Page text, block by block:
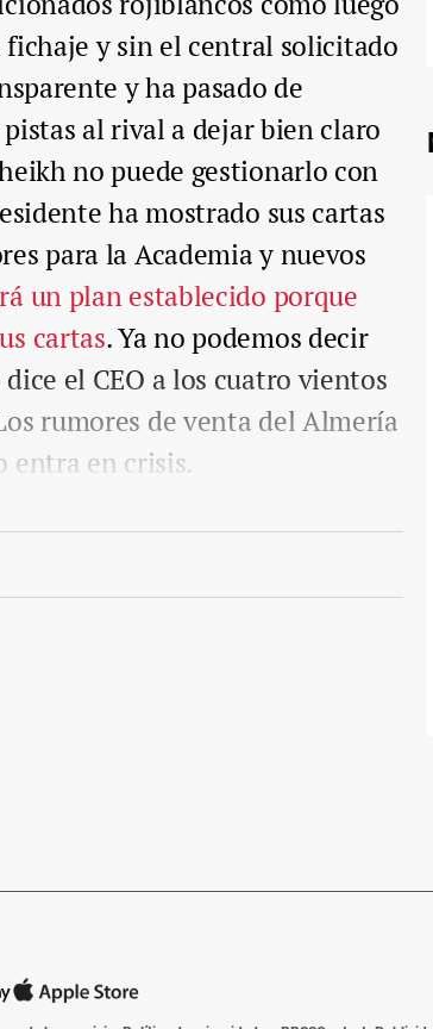
fichaje y sin el central solicitado
y ha pasado de
al rival a dejar bien claro
no puede gestionarlo con
ha mostrado sus cartas
para la Academia y nuevos
un plan establecido porque
cartas. Ya no podemos decir
el CEO a los cuatro vientos
rumores de venta del Almería
entra en crisis.